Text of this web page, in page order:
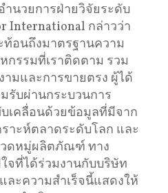
นวยการฝ่ายวิจัยระดับ
International กล่าวว่า
ท้อนถึงมาตรฐานความ
กรรมที่เราติดตาม รวม
มและการขายตรง ผู้ได้
รับผ่านกระบวนการ
เคลื่อนด้วยข้อมูลที่มีจาก
าะห์ตลาดระดับโลก และ
ดหมู่ผลิตภัณฑ์ ทาง
จที่ได้ร่วมงานกับบริษัท
ละความสำเร็จนี้แสดงให้